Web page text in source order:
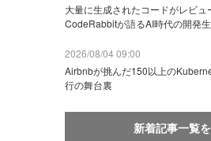
大量に生成されたコードがレビュ
CodeRabbitが語るAI時代の開発
2026/08/04 09:00
Airbnbが挑んだ150以上の
行の舞台裏
新着記事一覧